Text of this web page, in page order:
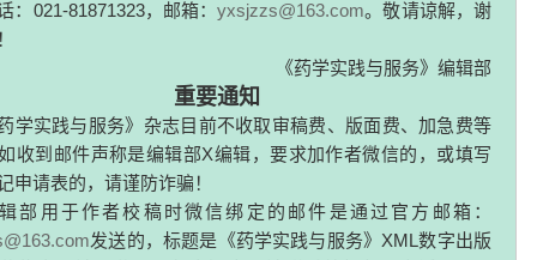
：021-81871323，邮箱：yxsjzzs@163.com。敬请谅解，谢
《药学实践与服务》编辑部
重要通知
学实践与服务》杂志目前不收取审稿费、版面费、加急费等
收到邮件声称是编辑部X编辑，要求加作者微信的，或填写
申请表的，请谨防诈骗！
部用于作者校稿时微信绑定的邮件是通过官方邮箱：
发送的，标题是《药学实践与服务》XML数字出版
不同场景下芬太尼类新精神活性物质检测研究进展
闻俊
2025, 43(11): 533-539.
中药防治流感病毒性肺炎的作用及机制研究进展
刘彬果,吴葆婷,王剑丽,陈竹卿
2025, 43(11): 540-547.